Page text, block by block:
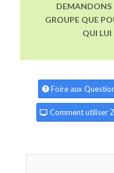
DEMANDONS
GROUPE QUE
QUI LUI
Foire aux
Comment utiliser